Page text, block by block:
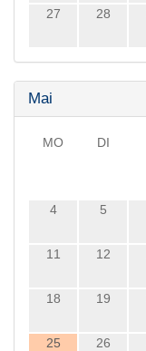
27 28
Mai
MO DI
4 5
11 12
18 19
25 26